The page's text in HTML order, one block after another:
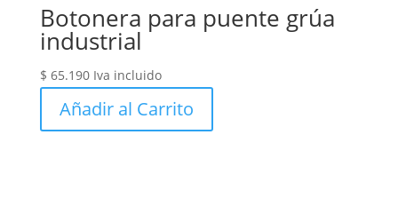
Botonera para puente grúa
industrial
$ 65.190 Iva incluido
Añadir al Carrito